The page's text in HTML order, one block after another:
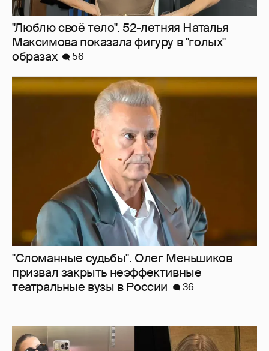
"Сломанные судьбы". Олег Меньшиков
призвал закрыть неэффективные
театральные вузы в России